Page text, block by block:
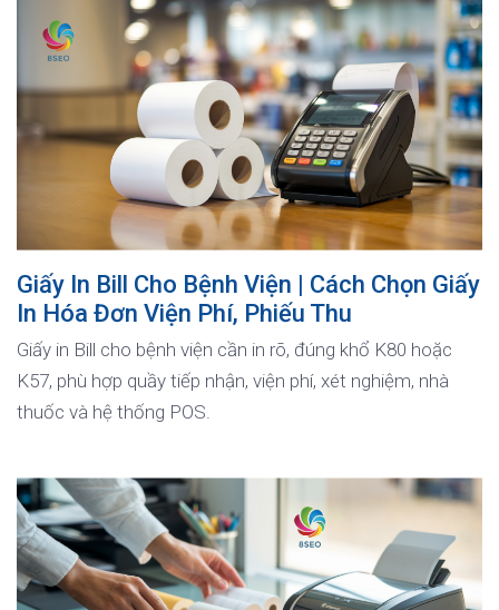
Giấy In Bill Cho Bệnh Viện | Cách Chọn Giấy
In Hóa Đơn Viện Phí, Phiếu Thu
Giấy in Bill cho bệnh viện cần in rõ, đúng khổ K80 hoặc
K57, phù hợp quầy tiếp nhận, viện phí, xét nghiệm, nhà
thuốc và hệ thống POS.